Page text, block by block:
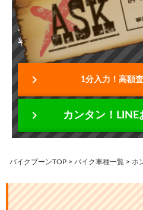
最高価格
平均価格
chevron_right 1分入力！高額
chevron_right カンタン！LINE
バイクブーンTOP > バイク車種一覧 > ホ